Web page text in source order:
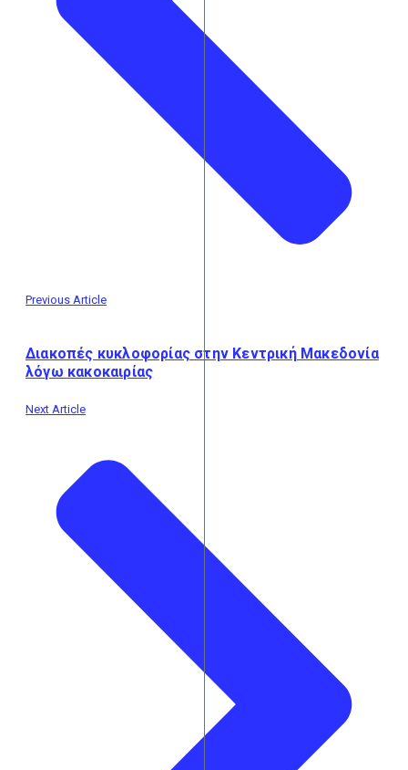
Previous Article
Διακοπές κυκλοφορίας στην Κεντρική Μακεδονία
λόγω κακοκαιρίας
Next Article